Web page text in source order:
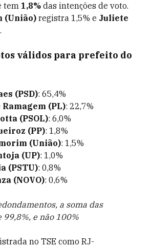
tem 1,8% das intenções de voto.
(União) registra 1,5% e Juliete
válidos para prefeito do
(PSD): 65,4%
(PL): 22,7%
(PSOL): 6,0%
(PP): 1,8%
(União): 1,5%
(UP): 1,0%
(PSTU): 0,8%
(NOVO): 0,6%
a soma das
99,8%, e não 100%
no TSE como RJ-